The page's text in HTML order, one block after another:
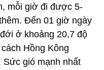
mỗi giờ đi được 5-
Đến 01 giờ ngày
ở khoảng 20,7 độ
Hồng Kông
Sức gió mạnh nhất